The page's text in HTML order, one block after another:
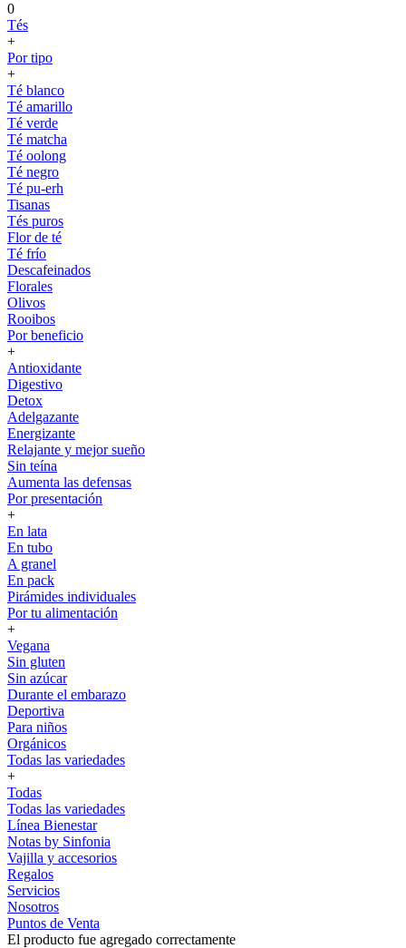
0
Tés
+
Por tipo
+
Té blanco
Té amarillo
Té verde
Té matcha
Té oolong
Té negro
Té pu-erh
Tisanas
Tés puros
Flor de té
Té frío
Descafeinados
Florales
Olivos
Rooibos
Por beneficio
+
Antioxidante
Digestivo
Detox
Adelgazante
Energizante
Relajante y mejor sueño
Sin teína
Aumenta las defensas
Por presentación
+
En lata
En tubo
A granel
En pack
Pirámides individuales
Por tu alimentación
+
Vegana
Sin gluten
Sin azúcar
Durante el embarazo
Deportiva
Para niños
Orgánicos
Todas las variedades
+
Todas
Todas las variedades
Línea Bienestar
Notas by Sinfonia
Vajilla y accesorios
Regalos
Servicios
Nosotros
Puntos de Venta
El producto fue agregado correctamente